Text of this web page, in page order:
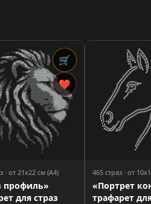
🛒
❤
· от 21x22 см (A4)
профиль»
для страз
465 страз · от
«Портрет
трафарет